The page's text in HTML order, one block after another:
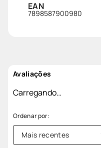
EAN
7898587900980
Avaliações
Carregando…
Mais recentes